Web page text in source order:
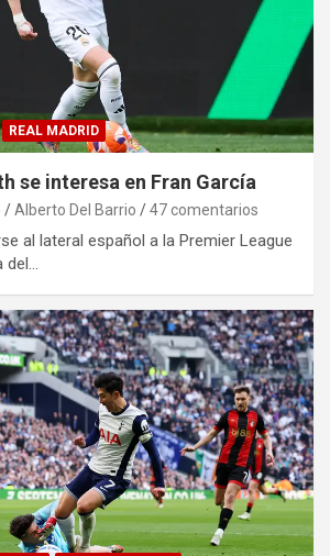
REAL MADRID
se interesa en Fran García
Alberto Del Barrio 47 comentarios
al lateral español a la Premier League
del…